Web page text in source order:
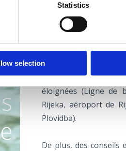
Statistics
selection
Des informations
façon de se
touristique, location
location de quad) et
éloignées (Ligne de
Rijeka, aéroport de
Plovidba).
De plus, des conseils